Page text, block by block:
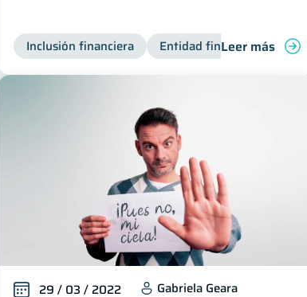
Inclusión financiera Entidad financiera
Leer más
29 / 03 / 2022 Gabriela Geara